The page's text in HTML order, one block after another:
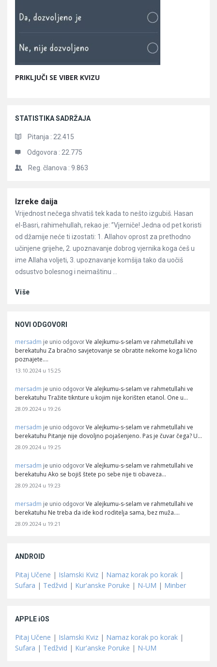
PRIKLJUČI SE VIBER KVIZU
STATISTIKA SADRŽAJA
Pitanja : 22.415
Odgovora : 22.775
Reg. članova : 9.863
Članci
Izreke daija
Vrijednost nečega shvatiš tek kada to nešto izgubiš. Hasan
el-Basri, rahimehullah, rekao je: ”Vjerniče! Jedna od pet koristi
od džamije neće ti izostati: 1. Allahov oprost za prethodno
učinjene grijehe, 2. upoznavanje dobrog vjernika koga ćeš u
ime Allaha voljeti, 3. upoznavanje komšija tako da uočiš
odsustvo bolesnog i neimaštinu ...
Više
NOVI ODGOVORI
mersadm je unio odgovor Ve alejkumu-s-selam ve rahmetullahi ve
berekatuhu Za bračno savjetovanje se obratite nekome koga lično
poznajete.…
13.10.2024 u 15:25
mersadm je unio odgovor Ve alejkumu-s-selam ve rahmetullahi ve
berekatuhu Tražite tiknture u kojim nije korišten etanol. One u…
28.09.2024 u 19:26
mersadm je unio odgovor Ve alejkumu-s-selam ve rahmetullahi ve
berekatuhu Pitanje nije dovoljno pojašenjeno. Pas je čuvar čega? U…
28.09.2024 u 19:25
mersadm je unio odgovor Ve alejkumu-s-selam ve rahmetullahi ve
berekatuhu Ako se bojiš štete po sebe nije ti obaveza…
28.09.2024 u 19:23
mersadm je unio odgovor Ve alejkumu-s-selam ve rahmetullahi ve
berekatuhu Ne treba da ide kod roditelja sama, bez muža.…
28.09.2024 u 19:21
ANDROID
Pitaj Učene | Islamski Kviz | Namaz korak po korak |
Sufara | Tedžvid | Kur'anske Poruke | N-UM | Minber
APPLE iOS
Pitaj Učene | Islamski Kviz | Namaz korak po korak |
Sufara | Tedžvid | Kur'anske Poruke | N-UM